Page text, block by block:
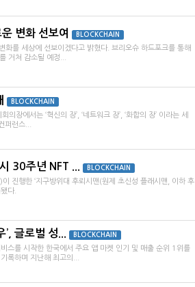
변화 선보여 BLOCKCHAIN
를 세상에 선보이겠다고 밝혔다. 브리오슈 하드포크를 통해
거쳐 감소될 예정...
BLOCKCHAIN
장에서는 ‘혁신의 장’, ‘네트워크 장’, ‘화합의 장’ 이라는 세
런스...
30주년 NFT ... BLOCKCHAIN
진행한 ‘지구방위대 후뢰시맨(원제 초신성 플래시맨, 이하 후
다.
글로벌 성... BLOCKCHAIN
를 시작한 한국에서 주요 앱 마켓 인기 및 매출 순위 1위를
록하며 지난해 최고의...